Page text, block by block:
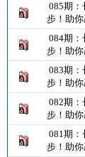
085期
步！助你
084期
步！助你
083期
步！助你
082期
步！助你
081期
步！助你